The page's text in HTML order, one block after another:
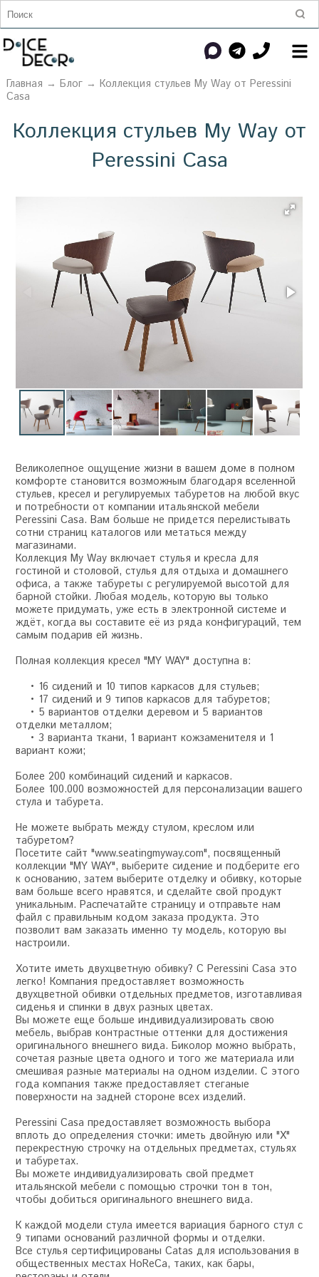
Главная → Блог→ Коллекция стульев My Way от Peressini
Casa
Коллекция стульев My Way от
Peressini Casa
Великолепное ощущение жизни в вашем доме в полном
комфорте становится возможным благодаря вселенной
стульев, кресел и регулируемых табуретов на любой вкус
и потребности от компании итальянской мебели
Peressini Casa. Вам больше не придется перелистывать
сотни страниц каталогов или метаться между
магазинами.
Коллекция My Way включает стулья и кресла для
гостиной и столовой, стулья для отдыха и домашнего
офиса, а также табуреты с регулируемой высотой для
барной стойки. Любая модель, которую вы только
можете придумать, уже есть в электронной системе и
ждёт, когда вы составите её из ряда конфигураций, тем
самым подарив ей жизнь.
Полная коллекция кресел "MY WAY" доступна в:
• 16 сидений и 10 типов каркасов для стульев;
• 17 сидений и 9 типов каркасов для табуретов;
• 5 вариантов отделки деревом и 5 вариантов
отделки металлом;
• 3 варианта ткани, 1 вариант кожзаменителя и 1
вариант кожи;
Более 200 комбинаций сидений и каркасов.
Более 100.000 возможностей для персонализации вашего
стула и табурета.
Не можете выбрать между стулом, креслом или
табуретом?
Посетите сайт "www.seatingmyway.com", посвященный
коллекции "MY WAY", выберите сидение и подберите его
к основанию, затем выберите отделку и обивку, которые
вам больше всего нравятся, и сделайте свой продукт
уникальным. Распечатайте страницу и отправьте нам
файл с правильным кодом заказа продукта. Это
позволит вам заказать именно ту модель, которую вы
настроили.
Хотите иметь двухцветную обивку? С Peressini Casa это
легко! Компания предоставляет возможность
двухцветной обивки отдельных предметов, изготавливая
сиденья и спинки в двух разных цветах.
Вы можете еще больше индивидуализировать свою
мебель, выбрав контрастные оттенки для достижения
оригинального внешнего вида. Биколор можно выбрать,
сочетая разные цвета одного и того же материала или
смешивая разные материалы на одном изделии. С этого
года компания также предоставляет стеганые
поверхности на задней стороне всех изделий.
Peressini Casa предоставляет возможность выбора
вплоть до определения сточки: иметь двойную или "X"
перекрестную строчку на отдельных предметах, стульях
и табуретах.
Вы можете индивидуализировать свой предмет
итальянской мебели с помощью строчки тон в тон,
чтобы добиться оригинального внешнего вида.
К каждой модели стула имеется вариация барного стул с
9 типами оснований различной формы и отделки.
Все стулья сертифицированы Catas для использования в
общественных местах HoReCa, таких, как бары,